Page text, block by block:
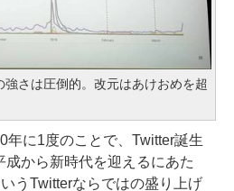
強さは圧倒的。改元はあけおめを超
年に1度のことで、Twitter誕生
から新時代を迎えるにあた
うTwitterならではの盛り上げ